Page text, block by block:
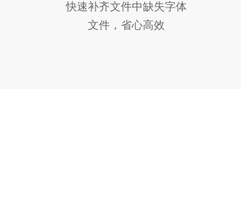
快速补齐文件中缺失字体
文件，省心高效